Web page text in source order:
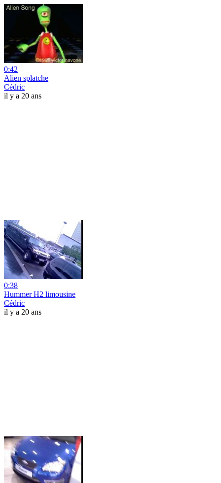
0:42
Alien splatche
Cédric
il y a 20 ans
0:38
Hummer H2 limousine
Cédric
il y a 20 ans